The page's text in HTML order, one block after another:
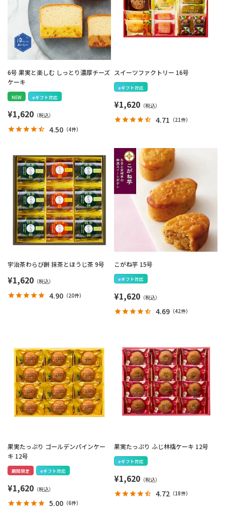
6号 果実と楽しむ しっとり濃厚チーズ
ケーキ
NEW eギフト対応
¥1,620
4.50 （4件）
スイーツファクトリー 16号
eギフト対応
¥1,620
4.71 （21件）
宇治茶わらび餅 抹茶とほうじ茶 9号
¥1,620
4.90 （20件）
こがね芋 15号
eギフト対応
¥1,620
4.69 （42件）
果実たっぷり ゴールデンパインケー
キ 12号
期間限定 eギフト対応
¥1,620
5.00 （6件）
果実たっぷり ふじ林檎ケーキ 12号
eギフト対応
¥1,620
4.72 （18件）